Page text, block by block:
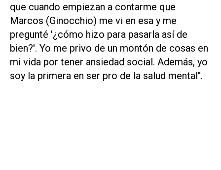
que cuando empiezan a contarme que
Marcos (Ginocchio) me vi en esa y me
pregunté '¿cómo hizo para pasarla así de
bien?'. Yo me privo de un montón de cosas en
mi vida por tener ansiedad social. Además, yo
soy la primera en ser pro de la salud mental".